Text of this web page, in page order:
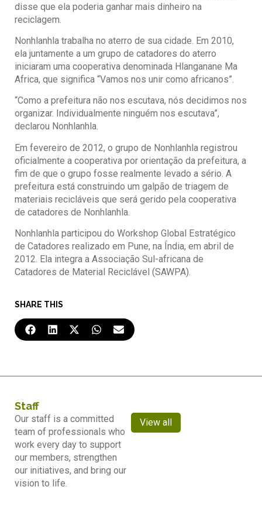
disse que ela poderia ganhar mais dinheiro na
reciclagem.
Nonhlanhla trabalha no aterro de sua cidade. Em 2010,
ela juntamente a um grupo de catadores do aterro
iniciaram uma cooperativa denominada Hlanganane Ma
Africa, que significa “Vamos nos unir como africanos”.
“Como a prefeitura não nos escutava, nós decidimos nos
organizar. Individualmente ninguém nos escutava”,
declarou Nonhlanhla.
Em fevereiro de 2012, o grupo de Nonhlanhla registrou
oficialmente a cooperativa por orientação da prefeitura, a
fim de que o grupo fosse realmente levado a sério. A
prefeitura está construindo um galpão de triagem de
materiais recicláveis que será gerido pela cooperativa
de catadores de Nonhlanhla.
Nonhlanhla participou do Workshop Global Estratégico
de Catadores realizado em Pune, na Índia, em abril de
2012. Ela integra a Associação Sul-africana de
Catadores de Material Reciclável (SAWPA).
SHARE THIS
Staff
Our staff is a committed
team of professionals who
work every day to support
our members, strengthen
our initiatives, and bring our
vision to life.
View all